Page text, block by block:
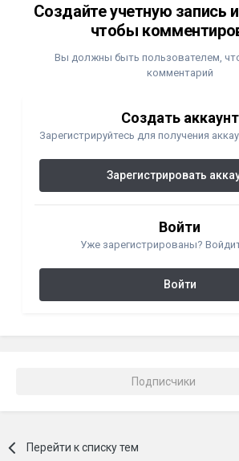
Создайте учетную запись
чтобы
Вы должны быть пользователем,
комментарий
Создать аккаунт
Зарегистрируйтесь для получения
Зарегистрировать
Войти
Уже зарегистрированы?
Войти
Подписчики
Перейти к списку тем